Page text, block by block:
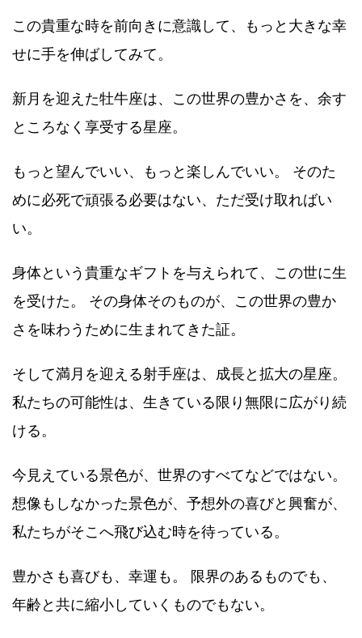
この貴重な時を前向きに意識して、もっと大きな幸
せに手を伸ばしてみて。
新月を迎えた牡牛座は、この世界の豊かさを、余す
ところなく享受する星座。
もっと望んでいい、もっと楽しんでいい。 そのた
めに必死で頑張る必要はない、ただ受け取ればい
い。
身体という貴重なギフトを与えられて、この世に生
を受けた。 その身体そのものが、この世界の豊か
さを味わうために生まれてきた証。
そして満月を迎える射手座は、成長と拡大の星座。
私たちの可能性は、生きている限り無限に広がり続
ける。
今見えている景色が、世界のすべてなどではない。
想像もしなかった景色が、予想外の喜びと興奮が、
私たちがそこへ飛び込む時を待っている。
豊かさも喜びも、幸運も。 限界のあるものでも、
年齢と共に縮小していくものでもない。